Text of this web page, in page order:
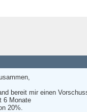
bereit mir einen
6 Monate
20%.